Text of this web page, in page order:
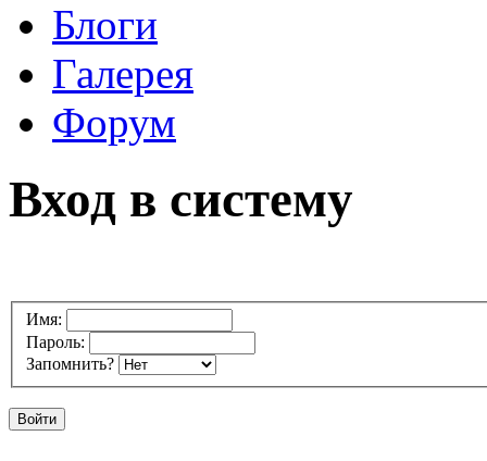
Блоги
Галерея
Форум
Вход в систему
Имя:
Пароль:
Запомнить?